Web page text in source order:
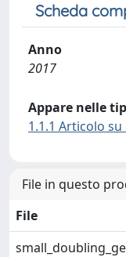
Scheda
Anno
2017
Appare nelle
1.1.1 Articolo
File in questo
File